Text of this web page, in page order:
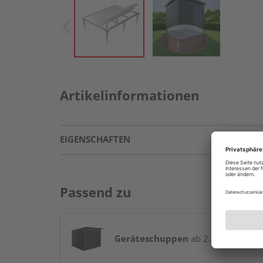
Artikelinformationen
EIGENSCHAFTEN
Passend zu
Geräteschuppen ab 2.299,00 € /